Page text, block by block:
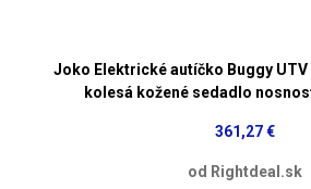
Joko Elektrické autíčko Buggy UTV
kolesá kožené sedadlo
361,27 €
od Rightdeal.sk